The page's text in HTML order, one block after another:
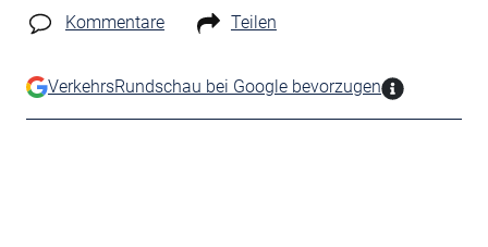
Kommentare Teilen
VerkehrsRundschau bei Google bevorzugen